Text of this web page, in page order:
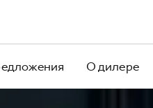
О дилере